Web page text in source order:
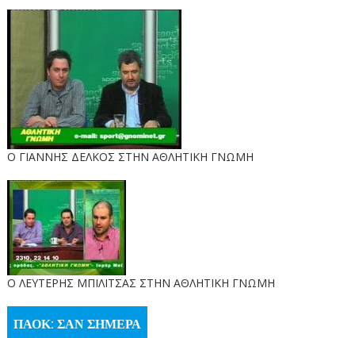
Ο ΓΙΑΝΝΗΣ ΔΕΛΚΟΣ ΣΤΗΝ ΑΘΛΗΤΙΚΗ ΓΝΩΜΗ
O ΛΕΥΤΕΡΗΣ ΜΠΙΛΙΤΣΑΣ ΣΤΗΝ ΑΘΛΗΤΙΚΗ ΓΝΩΜΗ
ΠΑΟΚ: ΣΑΝ ΣΗΜΕΡΑ